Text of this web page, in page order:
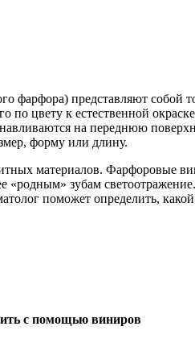
представляют собой
по цвету к естественной
на переднюю
форму или длину.
материалов. Фарфоровые
зубам
поможет определить,
с помощью виниров